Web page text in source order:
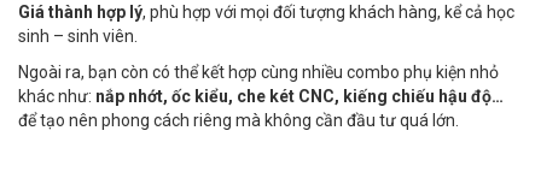
Giá thành hợp lý, phù hợp với mọi đối tượng khách hàng, kể cả học
sinh – sinh viên.
Ngoài ra, bạn còn có thể kết hợp cùng nhiều combo phụ kiện nhỏ
khác như: nắp nhớt, ốc kiểu, che két CNC, kiếng chiếu hậu độ…
để tạo nên phong cách riêng mà không cần đầu tư quá lớn.